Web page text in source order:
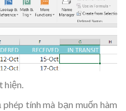
hiện
tính mà bạn muốn hàm